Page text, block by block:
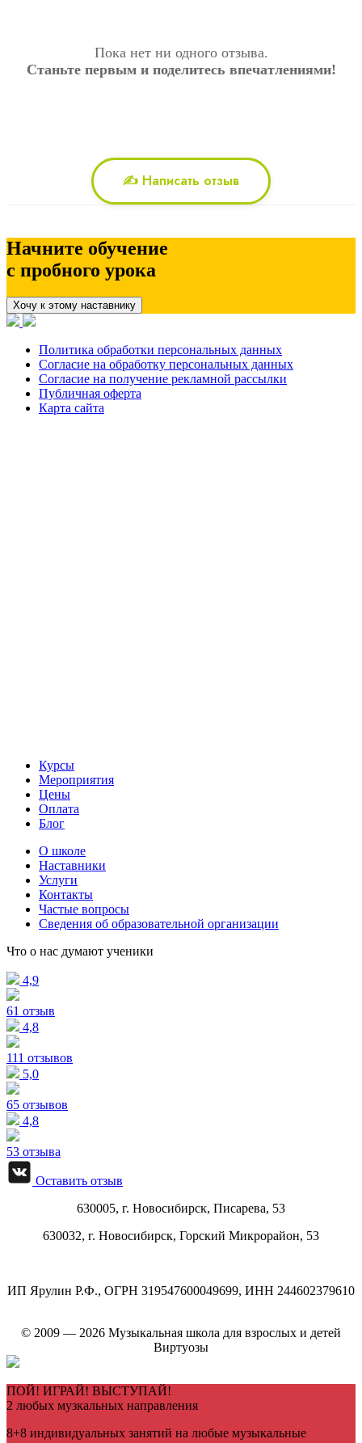
Пока нет ни одного отзыва.
Станьте первым и поделитесь впечатлениями!
✍️ Написать отзыв
Начните обучение
с пробного урока
Хочу к этому наставнику
Политика обработки персональных данных
Согласие на обработку персональных данных
Согласие на получение рекламной рассылки
Публичная оферта
Карта сайта
Курсы
Мероприятия
Цены
Оплата
Блог
О школе
Наставники
Услуги
Контакты
Частые вопросы
Сведения об образовательной организации
Что о нас думают ученики
4,9
61 отзыв
4,8
111 отзывов
5,0
65 отзывов
4,8
53 отзыва
Оставить отзыв
630005, г. Новосибирск, Писарева, 53
630032, г. Новосибирск, Горский Микрорайон, 53
ИП Ярулин Р.Ф., ОГРН 319547600049699, ИНН 244602379610
© 2009 — 2026 Музыкальная школа для взрослых и детей
Виртуозы
ПОЙ! ИГРАЙ! ВЫСТУПАЙ!
2 любых музкальных направления
8+8 индивидуальных занятий на любые музыкальные